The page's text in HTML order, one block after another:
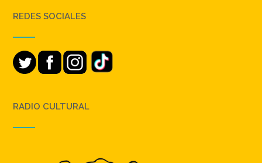
REDES SOCIALES
RADIO CULTURAL